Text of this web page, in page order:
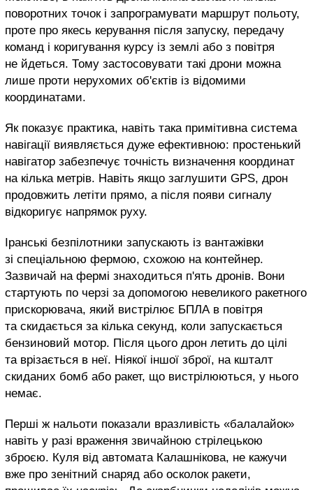
поворотних точок і запрограмувати маршрут польоту,
проте про якесь керування після запуску, передачу
команд і коригування курсу із землі або з повітря
не йдеться. Тому застосовувати такі дрони можна
лише проти нерухомих об'єктів із відомими
координатами.
Як показує практика, навіть така примітивна система
навігації виявляється дуже ефективною: простенький
навігатор забезпечує точність визначення координат
на кілька метрів. Навіть якщо заглушити GPS, дрон
продовжить летіти прямо, а після появи сигналу
відкоригує напрямок руху.
Іранські безпілотники запускають із вантажівки
зі спеціальною фермою, схожою на контейнер.
Зазвичай на фермі знаходиться п'ять дронів. Вони
стартують по черзі за допомогою невеликого ракетного
прискорювача, який вистрілює БПЛА в повітря
та скидається за кілька секунд, коли запускається
бензиновий мотор. Після цього дрон летить до цілі
та врізається в неї. Ніякої іншої зброї, на кшталт
скиданих бомб або ракет, що вистрілюються, у нього
немає.
Перші ж нальоти показали вразливість «балалайок»
навіть у разі враження звичайною стрілецькою
зброєю. Куля від автомата Калашнікова, не кажучи
вже про зенітний снаряд або осколок ракети,